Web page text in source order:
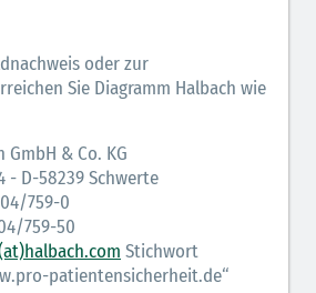
oder zur
Sie Diagramm Halbach wie
GmbH & Co. KG
- D-58239 Schwerte
759-0
759-50
Stichwort
patientensicherheit.de“